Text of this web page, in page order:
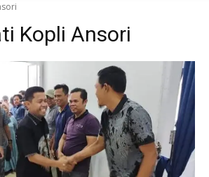
Kopli Ansori